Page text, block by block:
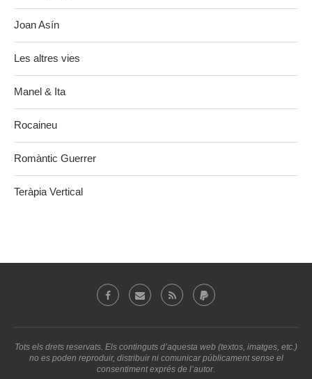
Joan Asín
Les altres vies
Manel & Ita
Rocaineu
Romàntic Guerrer
Teràpia Vertical
Tots els drets reservats. Els continguts d’aquesta web (textos, imatges, etc.)
no es poden reproduir, distribuir ni comunicar públicament sense el
consentiment exprés de l’autor.